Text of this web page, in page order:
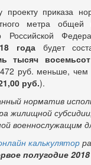
проекту приказа
метра
годабудет
тысяч
руб. меньше, чем
руб.).
норматив
жилищной субсидии,
военнослужащим
калькулятор
полугодие